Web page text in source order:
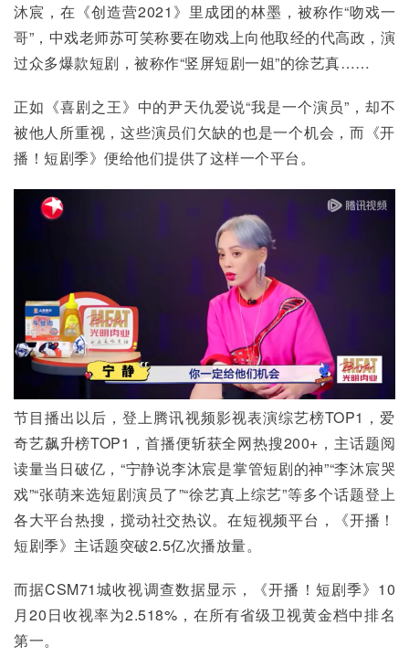
沐宸，在《创造营2021》里成团的林墨，被称作“吻戏一
哥”，中戏老师苏可笑称要在吻戏上向他取经的代高政，演
过众多爆款短剧，被称作“竖屏短剧一姐”的徐艺真……
正如《喜剧之王》中的尹天仇爱说“我是一个演员”，却不
被他人所重视，这些演员们欠缺的也是一个机会，而《开
播！短剧季》便给他们提供了这样一个平台。
节目播出以后，登上腾讯视频影视表演综艺榜TOP1，爱
奇艺飙升榜TOP1，首播便斩获全网热搜200+，主话题阅
读量当日破亿，“宁静说李沐宸是掌管短剧的神”“李沐宸哭
戏”“张萌来选短剧演员了”“徐艺真上综艺”等多个话题登上
各大平台热搜，搅动社交热议。在短视频平台，《开播！
短剧季》主话题突破2.5亿次播放量。
而据CSM71城收视调查数据显示，《开播！短剧季》10
月20日收视率为2.518%，在所有省级卫视黄金档中排名
第一。